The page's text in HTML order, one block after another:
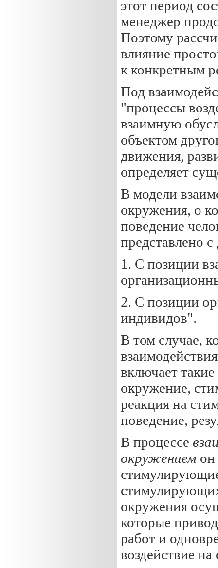
этот период
менеджер
Поэтому
влияние
к конкретным
Под
"процессы
взаимную
объектом
движения,
определяет
В модели
окружения, о
поведение
представлено
1. С позиции
2. С позиции
индивидов".
В том случае,
включает
окружение,
реакция на
поведение,
В процессе
окружением
окружения
которые
работ и
воздействие